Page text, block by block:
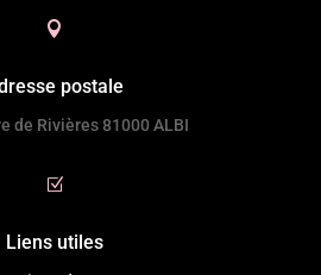

postale
de Rivières 81000 ALBI
Z
Liens utiles